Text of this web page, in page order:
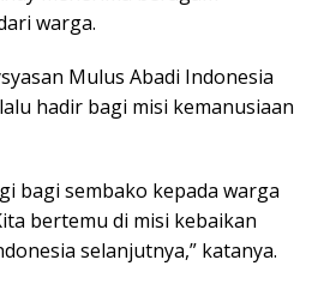
warga.
Mulus Abadi Indonesia
hadir bagi misi kemanusiaan
bagi sembako kepada warga
bertemu di misi kebaikan
selanjutnya,” katanya.